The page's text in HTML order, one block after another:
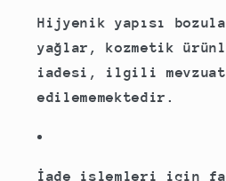
Hijyenik yapısı
yağlar, kozmetik
iadesi, ilgili mevzuat
edilememektedir.
İade işlemleri için